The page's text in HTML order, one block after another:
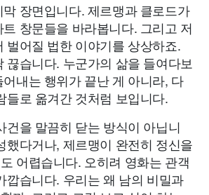
장면입니다. 제르맹과 클로드가
창문들을 바라봅니다. 그리고 저
벌어질 법한 이야기를 상상하죠.
끊습니다. 누군가의 삶을 들여다보
내는 행위가 끝난 게 아니라, 다
들로 옮겨간 것처럼 보입니다.
건을 말끔히 닫는 방식이 아닙니
했다거나, 제르맹이 완전히 정신을
어렵습니다. 오히려 영화는 관객
깝습니다. 우리는 왜 남의 비밀과